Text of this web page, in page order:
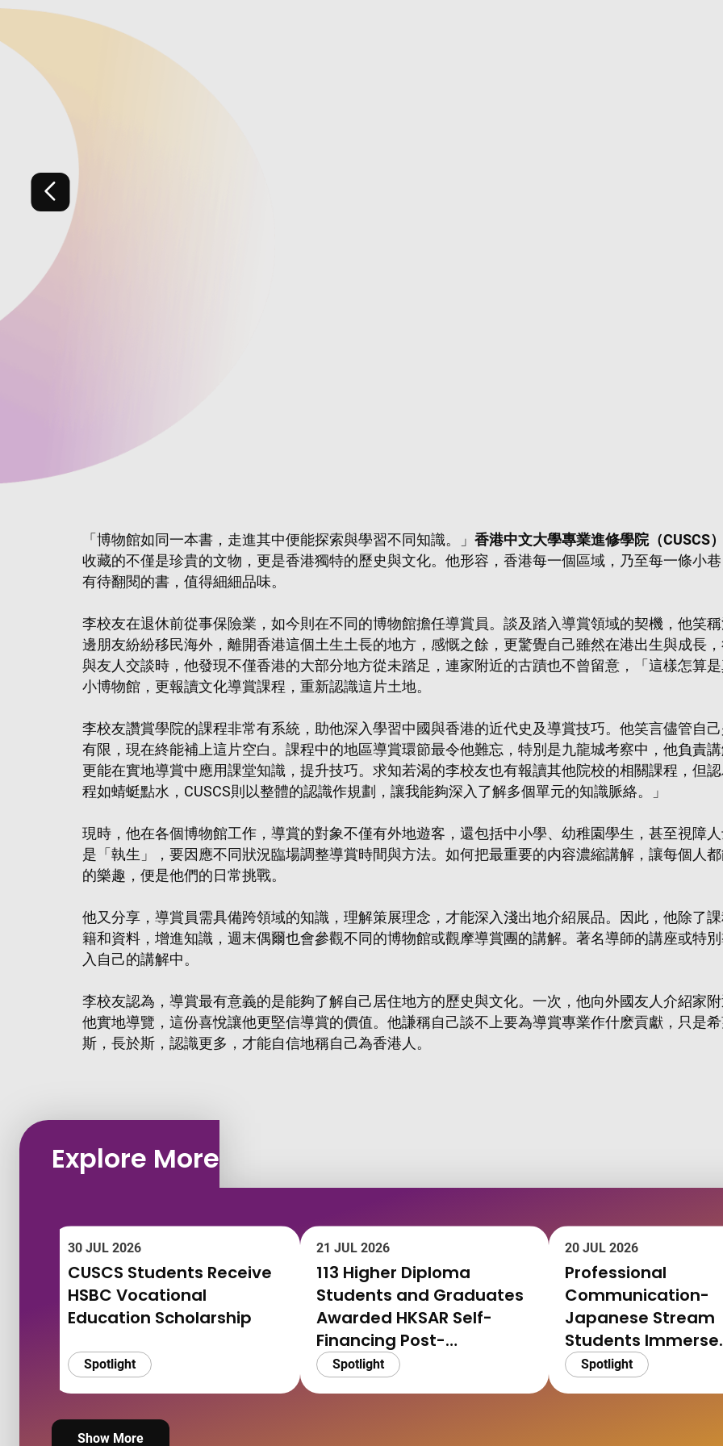
Previous
「博物館如同一本書，走進其中便能探索與學習不同知識。」 香港中文大學專業進修學院（CUSCS
收藏的不僅是珍貴的文物，更是香港獨特的歷史與文化。他形容，香港每一個區域，乃至每一條小
有待翻閱的書，值得細細品味。
李校友在退休前從事保險業，如今則在不同的博物館擔任導賞員。談及踏入導賞領域的契機，他笑
邊朋友紛紛移民海外，離開香港這個土生土長的地方，感慨之餘，更驚覺自己雖然在港出生與成長
與友人交談時，他發現不僅香港的大部分地方從未踏足，連家附近的古蹟也不曾留意，「這樣怎算
小博物館，更報讀文化導賞課程，重新認識這片土地。
李校友讚賞學院的課程非常有系統，助他深入學習中國與香港的近代史及導賞技巧。他笑言儘管自
有限，現在終能補上這片空白。課程中的地區導賞環節最令他難忘，特別是九龍城考察中，他負責
更能在實地導賞中應用課堂知識，提升技巧。求知若渴的李校友也有報讀其他院校的相關課程，但
程如蜻蜓點水，CUSCS則以整體的認識作規劃，讓我能夠深入了解多個單元的知識脈絡。」
現時，他在各個博物館工作，導賞的對象不僅有外地遊客，還包括中小學、幼稚園學生，甚至視障
是「執生」，要因應不同狀況臨場調整導賞時間與方法。如何把最重要的内容濃縮講解，讓每個人
的樂趣，便是他們的日常挑戰。
他又分享，導賞員需具備跨領域的知識，理解策展理念，才能深入淺出地介紹展品。因此，他除了
籍和資料，增進知識，週末偶爾也會參觀不同的博物館或觀摩導賞團的講解。著名導師的講座或特
入自己的講解中。
李校友認為，導賞最有意義的是能夠了解自己居住地方的歷史與文化。一次，他向外國友人介紹家
他實地導覽，這份喜悅讓他更堅信導賞的價值。他謙稱自己談不上要為導賞專業作什麽貢獻，只是
斯，長於斯，認識更多，才能自信地稱自己為香港人。
Explore More
30 JUL 2026
CUSCS Students Receive
HSBC Vocational
Education Scholarship
Spotlight
21 JUL 2026
113 Higher Diploma
Students and Graduates
Awarded HKSAR Self-
Financing Post-
Secondary Scholarship
Spotlight
20 JUL 2026
Professional
Communication-
Japanese Stream
Students Immerse
Themselves in
Spotlight
Show More